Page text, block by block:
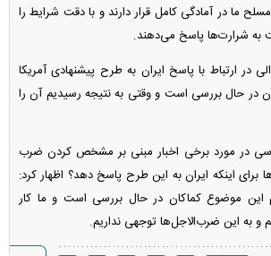
ما در آمادگی کامل قرار دارند و با دقت شرایط را
به شرارت‌ها پاسخ می‌دهند.
در ارتباط با پاسخ ایران به طرح پیشنهادی آمریکا
در حال بررسی است و وقتی به نتیجه رسیدیم آن را
در مورد برخی اخبار مبنی بر مشخص کردن ضرب
برای اینکه ایران به این طرح پاسخ دهد؟ اظهار کرد:
این موضوع کماکان در حال بررسی است و ما کار
و به این ضرب‌الاجل‌ها توجهی نداریم.